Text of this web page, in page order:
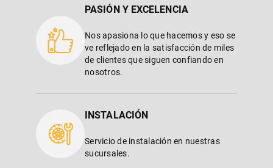
PASIÓN Y EXCELENCIA
Nos apasiona lo que hacemos y eso se
ve reflejado en la satisfacción de miles
de clientes que siguen confiando en
nosotros.
INSTALACIÓN
Servicio de instalación en nuestras
sucursales.